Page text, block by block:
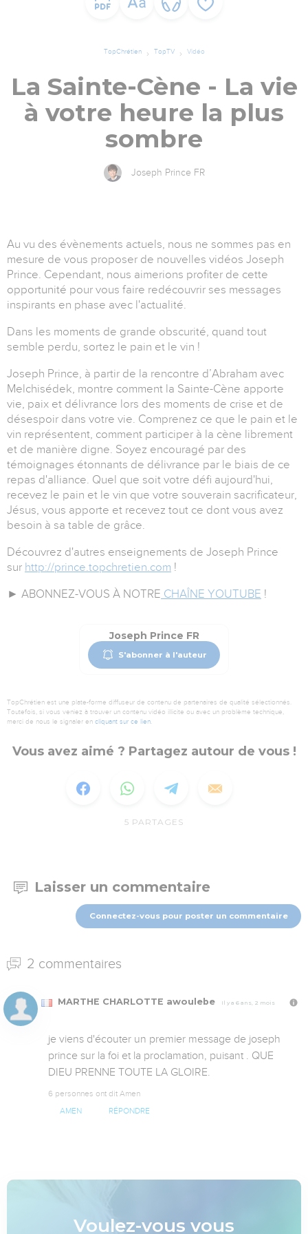
TopChrétien TopTV Vidéo
La Sainte-Cène - La vie
à votre heure la plus
sombre
Joseph Prince FR
Au vu des évènements actuels, nous ne sommes pas en
mesure de vous proposer de nouvelles vidéos Joseph
Prince. Cependant, nous aimerions profiter de cette
opportunité pour vous faire redécouvrir ses messages
inspirants en phase avec l'actualité.
Dans les moments de grande obscurité, quand tout
semble perdu, sortez le pain et le vin !
Joseph Prince, à partir de la rencontre d’Abraham avec
Melchisédek, montre comment la Sainte-Cène apporte
vie, paix et délivrance lors des moments de crise et de
désespoir dans votre vie. Comprenez ce que le pain et le
vin représentent, comment participer à la cène librement
et de manière digne. Soyez encouragé par des
témoignages étonnants de délivrance par le biais de ce
repas d'alliance. Quel que soit votre défi aujourd'hui,
recevez le pain et le vin que votre souverain sacrificateur,
Jésus, vous apporte et recevez tout ce dont vous avez
besoin à sa table de grâce.
Découvrez d'autres enseignements de Joseph Prince
sur http://prince.topchretien.com !
► ABONNEZ-VOUS À NOTRE CHAÎNE YOUTUBE !
Joseph Prince FR
S'abonner à l'auteur
TopChrétien est une plate-forme diffuseur de contenu de partenaires de qualité sélectionnés.
Toutefois, si vous veniez à trouver un contenu vidéo illicite ou avec un problème technique,
merci de nous le signaler en cliquant sur ce lien.
Vous avez aimé ? Partagez autour de vous !
5 PARTAGES
Laisser un commentaire
Connectez-vous pour poster un commentaire
2 commentaires
MARTHE CHARLOTTE awoulebe Il y a 6 ans, 2 mois
je viens d'écouter un premier message de joseph
prince sur la foi et la proclamation, puisant . QUE
DIEU PRENNE TOUTE LA GLOIRE.
6 personnes ont dit Amen
AMEN RÉPONDRE
Voulez-vous vous